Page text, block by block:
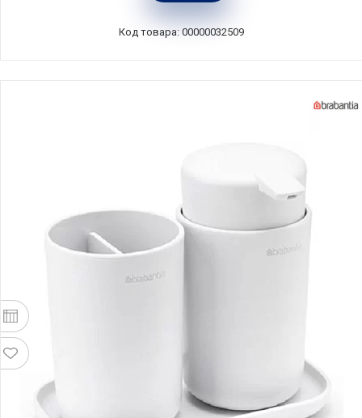
Код товара: 00000032509